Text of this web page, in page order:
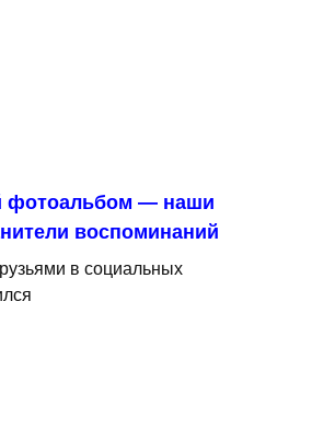
фотоальбом — наши
воспоминаний
в социальных